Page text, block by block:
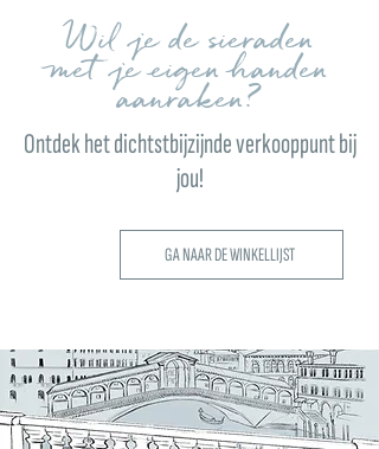
Wil je de sieraden
met je eigen handen
aanraken?
Ontdek het dichtstbijzijnde verkooppunt bij
jou!
GA NAAR DE WINKELLIJST